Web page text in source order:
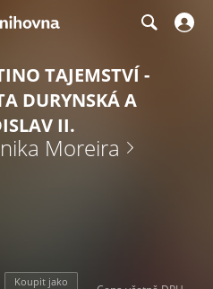
TAJEMSTVÍ -
DURYNSKÁ A
II.
Moreira
Koupit jako